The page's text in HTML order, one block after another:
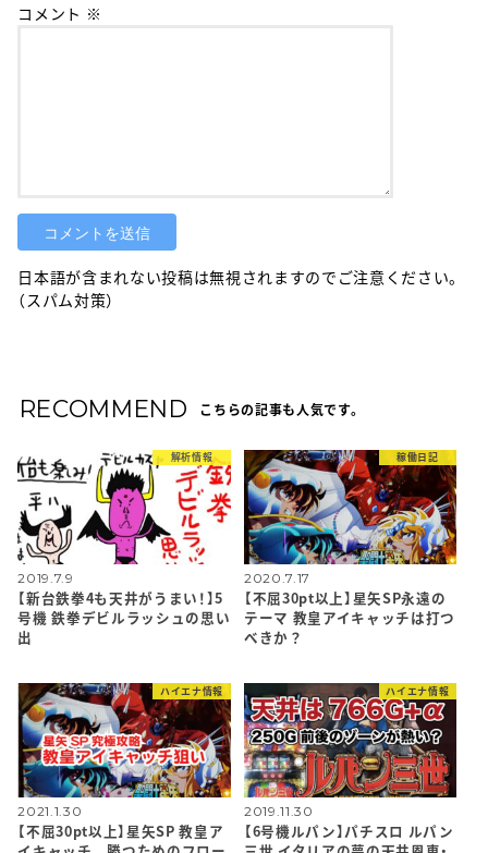
コメント ※
日本語が含まれない投稿は無視されますのでご注意ください。
（スパム対策）
RECOMMEND こちらの記事も人気です。
解析情報
2019.7.9
【新台鉄拳4も天井がうまい！】5
号機 鉄拳デビルラッシュの思い
出
稼働日記
2020.7.17
【不屈30pt以上】星矢SP永遠の
テーマ 教皇アイキャッチは打つ
べきか？
ハイエナ情報
2021.1.30
【不屈30pt以上】星矢SP 教皇ア
ハイエナ情報
2019.11.30
【6号機ルパン】パチスロ ルパン